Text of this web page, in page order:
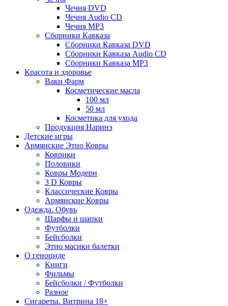
Чечня DVD
Чечня Audio CD
Чечня MP3
Сборники Кавказа
Сборники Кавказа DVD
Сборники Кавказа Audio CD
Сборники Кавказа MP3
Красота и здоровье
Ваки Фарм
Косметические масла
100 мл
50 мл
Косметика для ухода
Продукция Наринэ
Детские игры
Армянские Этно Ковры
Коврики
Половики
Ковры Модерн
3 D Ковры
Классические Ковры
Армянские Ковры
Одежда. Обувь
Шарфы и шапки
Футболки
Бейсболки
Этно масики балетки
О геноциде
Книги
Фильмы
Бейсболки / Футболки
Разное
Сигареты. Витрина 18+